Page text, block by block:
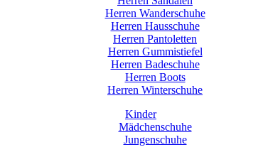
Herren Wanderschuhe
Herren Hausschuhe
Herren Pantoletten
Herren Gummistiefel
Herren Badeschuhe
Herren Boots
Herren Winterschuhe
Kinder
Mädchenschuhe
Jungenschuhe